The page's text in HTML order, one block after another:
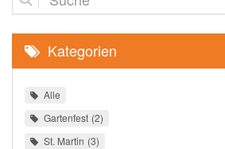
Kategorien
Alle
Gartenfest 2
St. Martin 3